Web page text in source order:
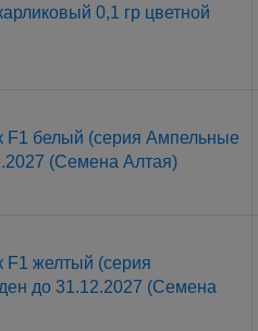
0,1 гр цветной
F1 белый (серия Ампельные
(Семена Алтая)
F1 желтый (серия
до 31.12.2027 (Семена